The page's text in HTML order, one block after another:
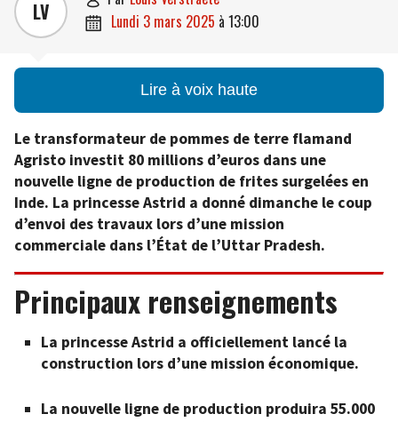
LV  lundi 3 mars 2025 à 13:00
Lire à voix haute
Le transformateur de pommes de terre flamand
Agristo investit 80 millions d’euros dans une
nouvelle ligne de production de frites surgelées en
Inde. La princesse Astrid a donné dimanche le coup
d’envoi des travaux lors d’une mission
commerciale dans l’État de l’Uttar Pradesh.
Principaux renseignements
La princesse Astrid a officiellement lancé la
construction lors d’une mission économique.
La nouvelle ligne de production produira 55.000